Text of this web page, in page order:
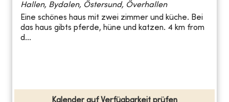
Hallen, Bydalen, Östersund, Överhallen
Eine schönes haus mit zwei zimmer und küche. Bei
das haus gibts pferde, hüne und katzen. 4 km from
d...
Kalender auf Verfügbarkeit prüfen